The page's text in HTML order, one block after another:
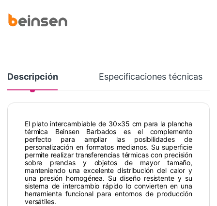
Descripción Especificaciones técnicas
El plato intercambiable de 30×35 cm para la plancha
térmica Beinsen Barbados es el complemento
perfecto para ampliar las posibilidades de
personalización en formatos medianos. Su superficie
permite realizar transferencias térmicas con precisión
sobre prendas y objetos de mayor tamaño,
manteniendo una excelente distribución del calor y
una presión homogénea. Su diseño resistente y su
sistema de intercambio rápido lo convierten en una
herramienta funcional para entornos de producción
versátiles.